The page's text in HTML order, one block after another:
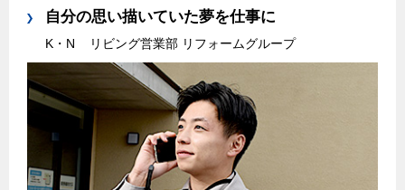
自分の思い描いていた夢を仕事に
K・N リビング営業部 リフォームグループ